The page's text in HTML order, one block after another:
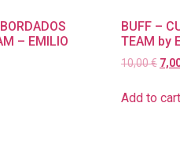
– EMILIO
BUFF –
TEAM by
10,00€
Add to cart